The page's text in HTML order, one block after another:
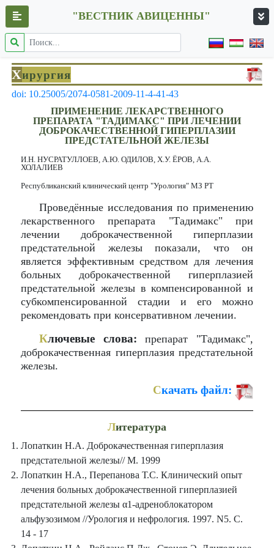
"ВЕСТНИК АВИЦЕННЫ"
Хирургия
doi: 10.25005/2074-0581-2009-11-4-41-43
ПРИМЕНЕНИЕ ЛЕКАРСТВЕННОГО
ПРЕПАРАТА "ТАДИМАКС" ПРИ ЛЕЧЕНИИ
ДОБРОКАЧЕСТВЕННОЙ ГИПЕРПЛАЗИИ
ПРЕДСТАТЕЛЬНОЙ ЖЕЛЕЗЫ
И.Н. НУСРАТУЛЛОЕВ, А.Ю. ОДИЛОВ, Х.У. ЁРОВ, А.А.
ХОЛАЛИЕВ
Республиканский клинический центр "Урология" МЗ РТ
Проведённые исследования по применению
лекарственного препарата "Тадимакс" при
лечении доброкачественной гиперплазии
предстательной железы показали, что он
является эффективным средством для лечения
больных доброкачественной гиперплазией
предстательной железы в компенсированной и
субкомпенсированной стадии и его можно
рекомендовать при консервативном лечении.
Ключевые слова: препарат "Тадимакс",
доброкачественная гиперплазия предстательной
железы.
Скачать файл:
Литература
Лопаткин Н.А. Доброкачественная гиперплазия
предстательной железы// М. 1999
Лопаткин Н.А., Перепанова Т.С. Клинический опыт
лечения больных доброкачественной гиперплазией
предстательной железы α1-адреноблокатором
альфузозимом //Урология и нефрология. 1997. N5. С.
14 - 17